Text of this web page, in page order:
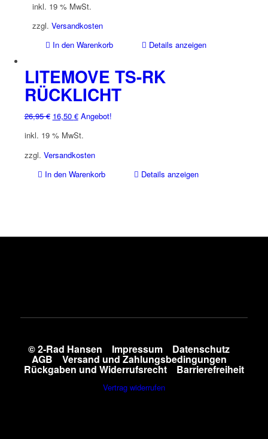
war:
41,50 €
ist:
29,95 €.
inkl. 19 % MwSt.
zzgl. Versandkosten
In den Warenkorb
Details anzeigen
LITEMOVE TS-RK
RÜCKLICHT
26,95€ Ursprünglicher
war:
26,95 €
16,50 €Aktueller
ist:
16,50 €.
Angebot!
inkl. 19 % MwSt.
zzgl. Versandkosten
In den Warenkorb
Details anzeigen
© 2-Rad Hansen Impressum Datenschutz
AGB Versand und Zahlungsbedingungen
Rückgaben und Widerrufsrecht Barrierefreiheit
Vertrag widerrufen